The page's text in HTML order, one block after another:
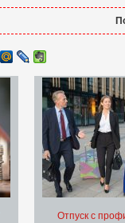
Отпуск с